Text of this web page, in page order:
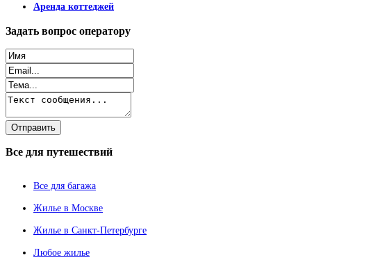
Аренда коттеджей
Задать вопрос оператору
Все для путешествий
Все для багажа
Жилье в Москве
Жилье в Санкт-Петербурге
Любое жилье